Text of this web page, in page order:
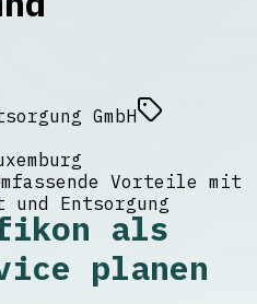
GmbH
als
planen